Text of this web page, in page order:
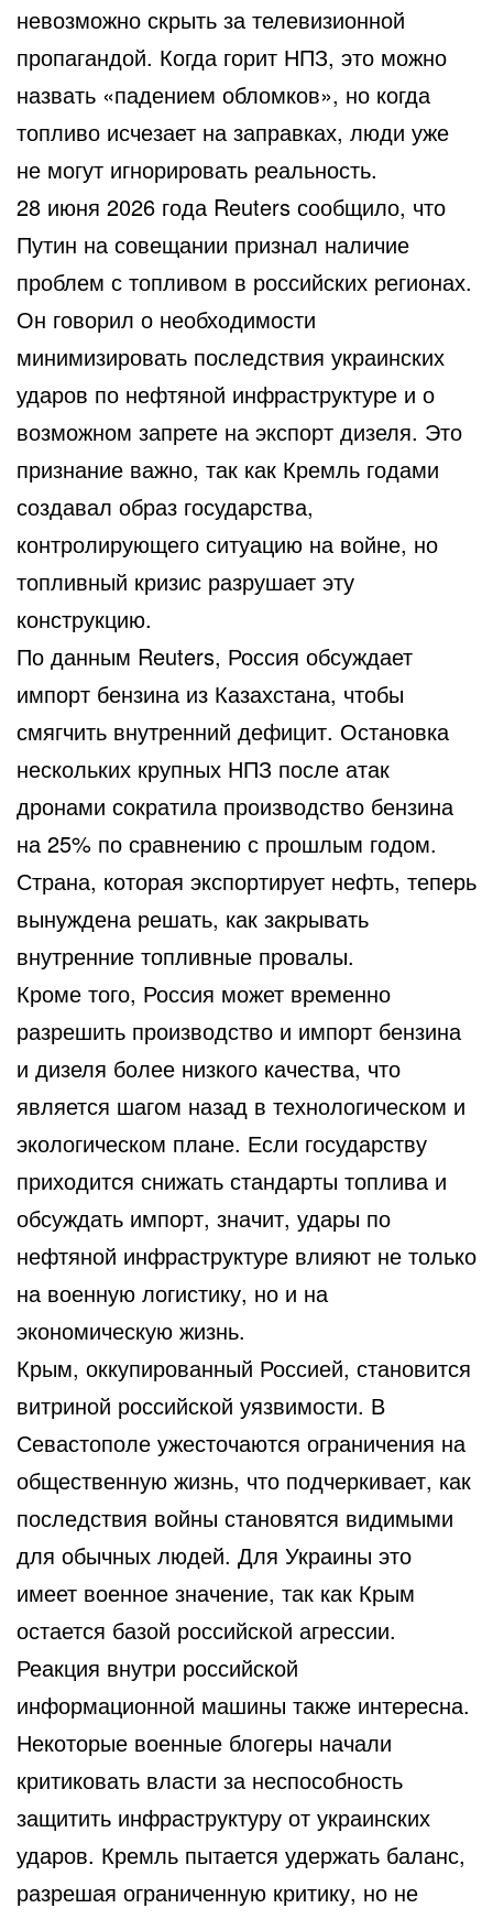
невозможно скрыть за телевизионной
пропагандой. Когда горит НПЗ, это можно
назвать «падением обломков», но когда
топливо исчезает на заправках, люди уже
не могут игнорировать реальность.
28 июня 2026 года Reuters сообщило, что
Путин на совещании признал наличие
проблем с топливом в российских регионах.
Он говорил о необходимости
минимизировать последствия украинских
ударов по нефтяной инфраструктуре и о
возможном запрете на экспорт дизеля. Это
признание важно, так как Кремль годами
создавал образ государства,
контролирующего ситуацию на войне, но
топливный кризис разрушает эту
конструкцию.
По данным Reuters, Россия обсуждает
импорт бензина из Казахстана, чтобы
смягчить внутренний дефицит. Остановка
нескольких крупных НПЗ после атак
дронами сократила производство бензина
на 25% по сравнению с прошлым годом.
Страна, которая экспортирует нефть, теперь
вынуждена решать, как закрывать
внутренние топливные провалы.
Кроме того, Россия может временно
разрешить производство и импорт бензина
и дизеля более низкого качества, что
является шагом назад в технологическом и
экологическом плане. Если государству
приходится снижать стандарты топлива и
обсуждать импорт, значит, удары по
нефтяной инфраструктуре влияют не только
на военную логистику, но и на
экономическую жизнь.
Крым, оккупированный Россией, становится
витриной российской уязвимости. В
Севастополе ужесточаются ограничения на
общественную жизнь, что подчеркивает, как
последствия войны становятся видимыми
для обычных людей. Для Украины это
имеет военное значение, так как Крым
остается базой российской агрессии.
Реакция внутри российской
информационной машины также интересна.
Некоторые военные блогеры начали
критиковать власти за неспособность
защитить инфраструктуру от украинских
ударов. Кремль пытается удержать баланс,
разрешая ограниченную критику, но не